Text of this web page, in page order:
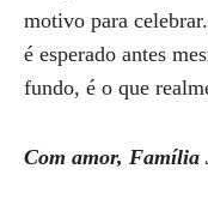
motivo para
é esperado antes
fundo, é o que
Com amor,